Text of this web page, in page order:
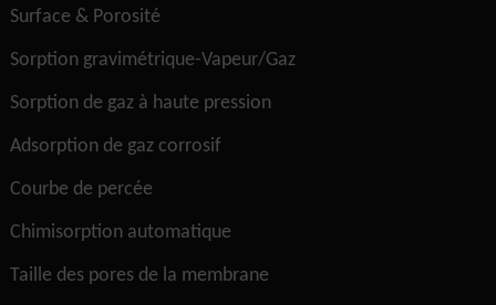
Surface & Porosité
Sorption gravimétrique-Vapeur/Gaz
Sorption de gaz à haute pression
Adsorption de gaz corrosif
Courbe de percée
Chimisorption automatique
Taille des pores de la membrane